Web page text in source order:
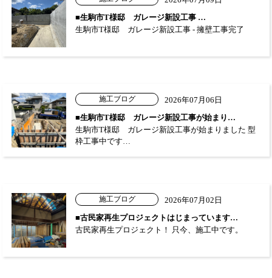
■生駒市T様邸 ガレージ新設工事 …
生駒市T様邸 ガレージ新設工事 - 擁壁工事完了
施工ブログ
2026年07月06日
■生駒市T様邸 ガレージ新設工事が始まり…
生駒市T様邸 ガレージ新設工事が始まりました 型
枠工事中です…
施工ブログ
2026年07月02日
■古民家再生プロジェクトはじまっています…
古民家再生プロジェクト！ 只今、施工中です。